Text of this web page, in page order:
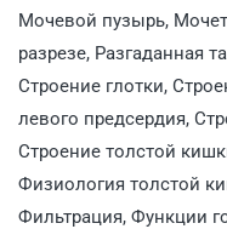
Мочевой пузырь,
разрезе, Разгаданная
Строение глотки,
левого предсердия,
Строение толстой
Физиология толстой
Фильтрация, Функции